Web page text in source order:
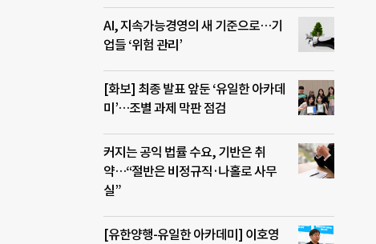
AI, 지속가능경영의 새 기준으로…기
업들 ‘위험 관리’
[화보] 최종 발표 앞둔 ‘유일한 아카데
미’…조별 과제 막판 점검
커지는 공익 법률 수요, 기반은 취
약…“절반은 비정규직·나홀로 사무
실”
[유한양행-유일한 아카데미] 이호영